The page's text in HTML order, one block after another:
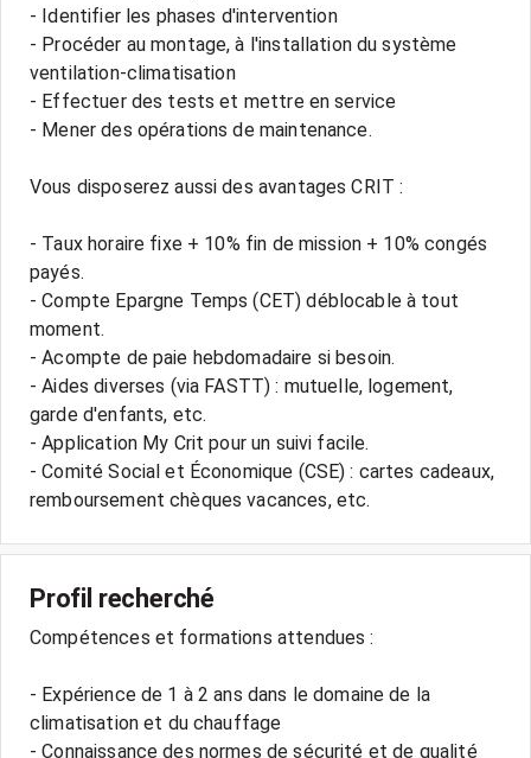
- Identifier les phases d'intervention
- Procéder au montage, à l'installation du système
ventilation-climatisation
- Effectuer des tests et mettre en service
- Mener des opérations de maintenance.
Vous disposerez aussi des avantages CRIT :
- Taux horaire fixe + 10% fin de mission + 10% congés
payés.
- Compte Epargne Temps (CET) déblocable à tout
moment.
- Acompte de paie hebdomadaire si besoin.
- Aides diverses (via FASTT) : mutuelle, logement,
garde d'enfants, etc.
- Application My Crit pour un suivi facile.
- Comité Social et Économique (CSE) : cartes cadeaux,
Profil recherché
Compétences et formations attendues :
- Expérience de 1 à 2 ans dans le domaine de la
climatisation et du chauffage
- Connaissance des normes de sécurité et de qualité